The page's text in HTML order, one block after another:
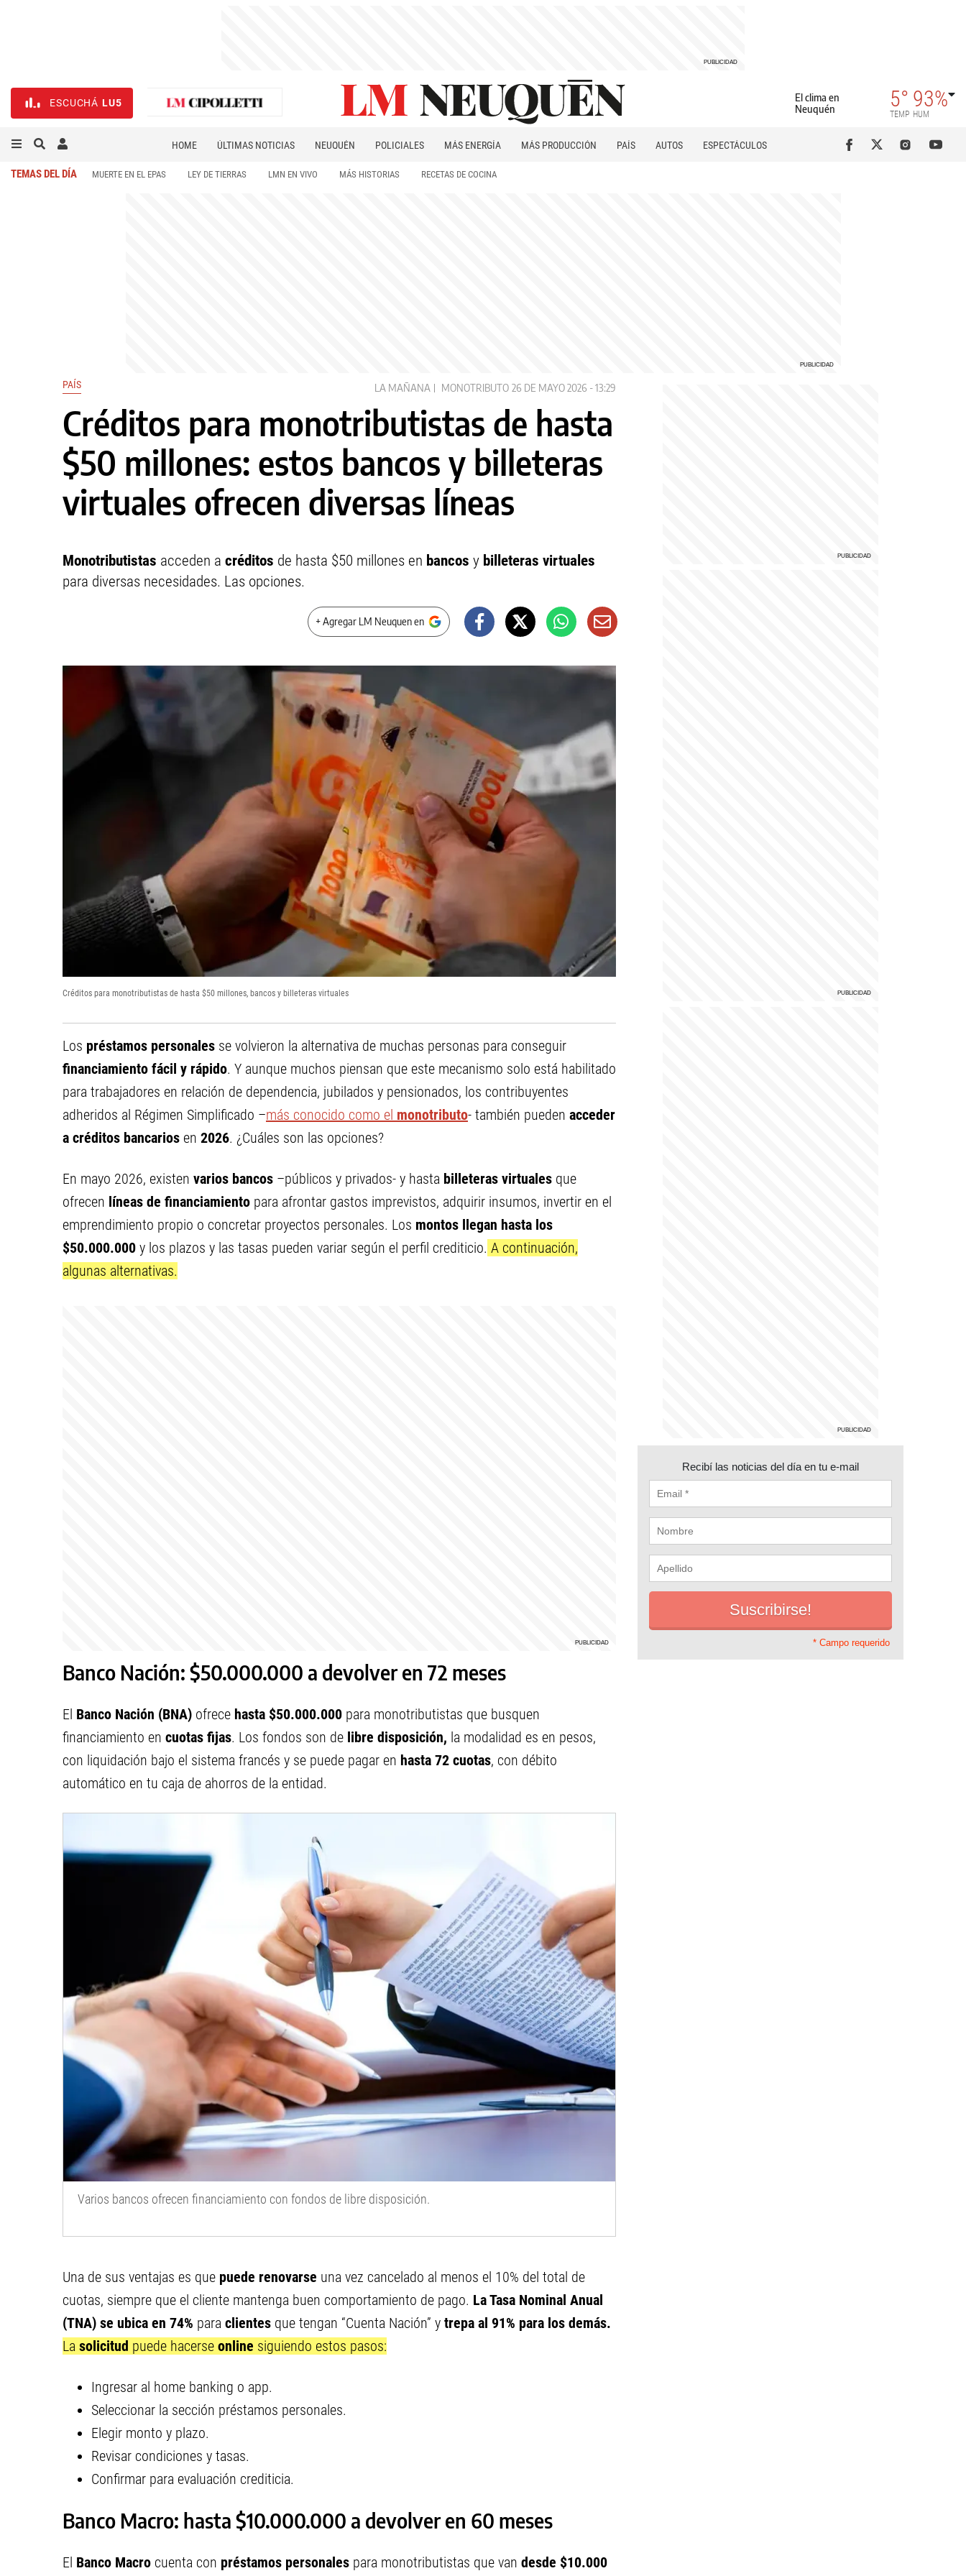
ESCUCHÁ LU5
El clima en
Neuquén
5°
TEMP
93%
HUM
HOME ÚLTIMAS NOTICIAS NEUQUÉN POLICIALES MÁS ENERGÍA MÁS PRODUCCIÓN PAÍS AUTOS
ESPECTÁCULOS
TEMAS DEL DÍA MUERTE EN EL EPAS LEY DE TIERRAS LMN EN VIVO MÁS HISTORIAS RECETAS DE COCINA
PAÍS LA MAÑANA MONOTRIBUTO 26 DE MAYO 2026 - 13:29
Créditos para monotributistas de hasta
$50 millones: estos bancos y billeteras
virtuales ofrecen diversas líneas
Monotributistas acceden a créditos de hasta $50 millones en bancos y billeteras virtuales
para diversas necesidades. Las opciones.
+ Agregar LM Neuquen en
Créditos para monotributistas de hasta $50 millones, bancos y billeteras virtuales
Los préstamos personales se volvieron la alternativa de muchas personas para conseguir
financiamiento fácil y rápido. Y aunque muchos piensan que este mecanismo solo está habilitado
para trabajadores en relación de dependencia, jubilados y pensionados, los contribuyentes
adheridos al Régimen Simplificado –más conocido como el monotributo- también pueden acceder
a créditos bancarios en 2026. ¿Cuáles son las opciones?
En mayo 2026, existen varios bancos –públicos y privados- y hasta billeteras virtuales que
ofrecen líneas de financiamiento para afrontar gastos imprevistos, adquirir insumos, invertir en el
emprendimiento propio o concretar proyectos personales. Los montos llegan hasta los
$50.000.000 y los plazos y las tasas pueden variar según el perfil crediticio. A continuación,
algunas alternativas.
Banco Nación: $50.000.000 a devolver en 72 meses
El Banco Nación (BNA) ofrece hasta $50.000.000 para monotributistas que busquen
financiamiento en cuotas fijas. Los fondos son de libre disposición, la modalidad es en pesos,
con liquidación bajo el sistema francés y se puede pagar en hasta 72 cuotas, con débito
automático en tu caja de ahorros de la entidad.
Varios bancos ofrecen financiamiento con fondos de libre disposición.
Una de sus ventajas es que puede renovarse una vez cancelado al menos el 10% del total de
cuotas, siempre que el cliente mantenga buen comportamiento de pago. La Tasa Nominal Anual
(TNA) se ubica en 74% para clientes que tengan “Cuenta Nación” y trepa al 91% para los demás.
La solicitud puede hacerse online siguiendo estos pasos:
Ingresar al home banking o app.
Seleccionar la sección préstamos personales.
Elegir monto y plazo.
Revisar condiciones y tasas.
Confirmar para evaluación crediticia.
Banco Macro: hasta $10.000.000 a devolver en 60 meses
El Banco Macro cuenta con préstamos personales para monotributistas que van desde $10.000
Recibí las noticias del día en tu e-mail
* Campo requerido